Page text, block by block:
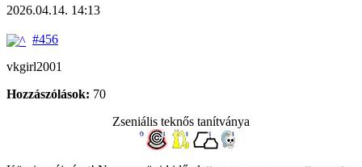
2026.04.14. 14:13
#456
vkgirl2001
Hozzászólások: 70
Zseniális teknős tanítványa